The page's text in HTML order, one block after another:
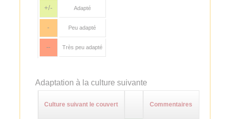
+/- Adapté
- Peu adapté
-- Très peu adapté
Adaptation à la culture suivante
Culture suivant le couvert Commentaires